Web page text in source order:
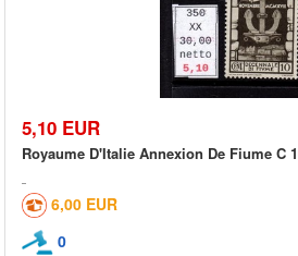
5,10 EUR
Royaume D'Italie Annexion De Fiume C
6,00 EUR
0